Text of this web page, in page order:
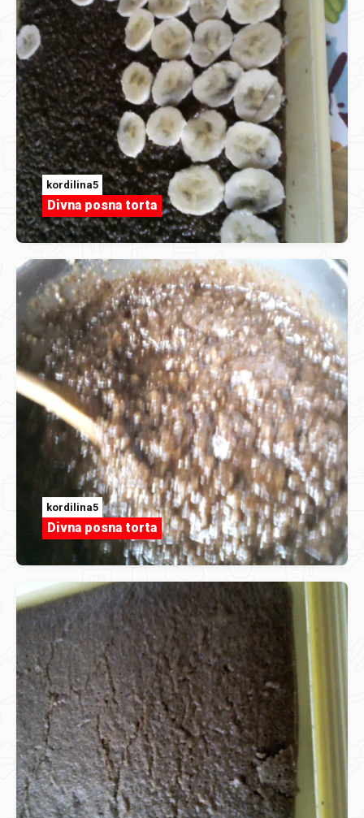
kordilina5
Divna posna torta
kordilina5
Divna posna torta